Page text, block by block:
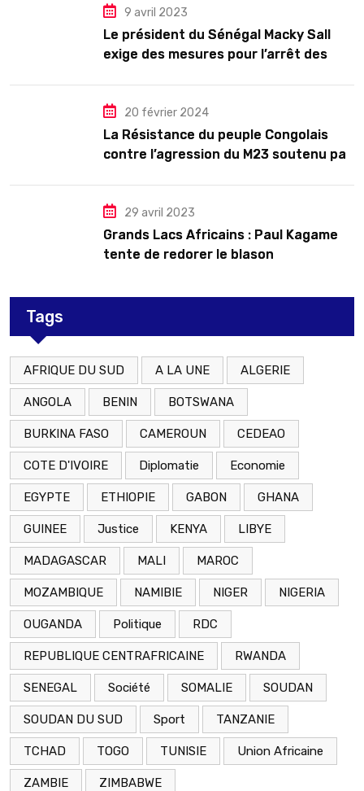
9 avril 2023
Le président du Sénégal Macky Sall
exige des mesures pour l’arrêt des
20 février 2024
La Résistance du peuple Congolais
contre l’agression du M23 soutenu par
29 avril 2023
Grands Lacs Africains : Paul Kagame
tente de redorer le blason
Tags
AFRIQUE DU SUD A LA UNE ALGERIE
ANGOLA BENIN BOTSWANA
BURKINA FASO CAMEROUN CEDEAO
COTE D'IVOIRE Diplomatie Economie
EGYPTE ETHIOPIE GABON GHANA
GUINEE Justice KENYA LIBYE
MADAGASCAR MALI MAROC
MOZAMBIQUE NAMIBIE NIGER NIGERIA
OUGANDA Politique RDC
REPUBLIQUE CENTRAFRICAINE RWANDA
SENEGAL Société SOMALIE SOUDAN
SOUDAN DU SUD Sport TANZANIE
TCHAD TOGO TUNISIE Union Africaine
ZAMBIE ZIMBABWE